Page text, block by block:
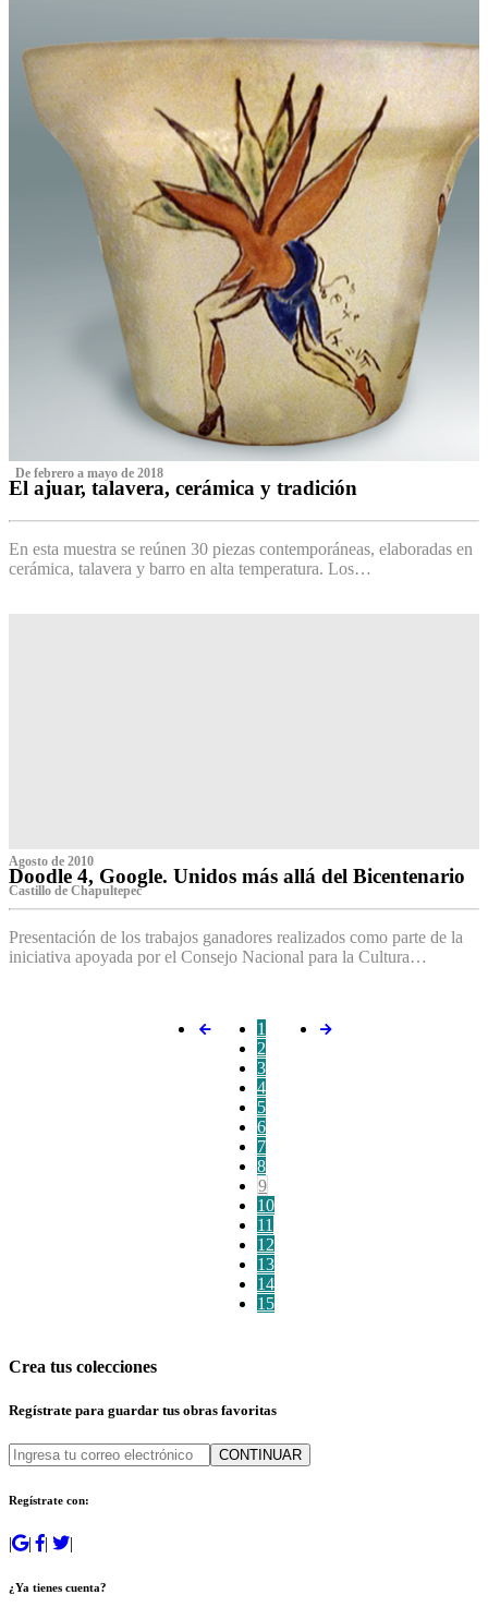
‌ De febrero a mayo de 2018
El ajuar, talavera, cerámica y tradición
En esta muestra se reúnen 30 piezas contemporáneas, elaboradas en
cerámica, talavera y barro en alta temperatura. Los…
Agosto de 2010
Doodle 4, Google. Unidos más allá del Bicentenario
Castillo de Chapultepec
Presentación de los trabajos ganadores realizados como parte de la
iniciativa apoyada por el Consejo Nacional para la Cultura…
1
2
3
4
5
6
7
8
9
10
11
12
13
14
15
Crea tus colecciones
Regístrate para guardar tus obras favoritas
CONTINUAR
Regístrate con:
| | | |
¿Ya tienes cuenta?